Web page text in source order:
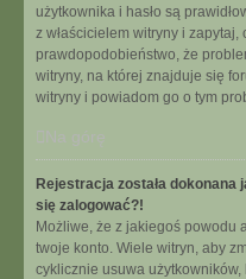
użytkownika i hasło są
z właścicielem witryny i
prawdopodobieństwo, że
witryny, na której znajduje się
witryny i powiadom go o tym
Na górę
Rejestracja została
się zalogować?!
Możliwe, że z jakiegoś powodu
twoje konto. Wiele witryn, aby
cyklicznie usuwa użytkowników,